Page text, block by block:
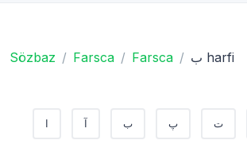
Sözbaz Farsca Farsca ب harfi
ا آ ب پ ت